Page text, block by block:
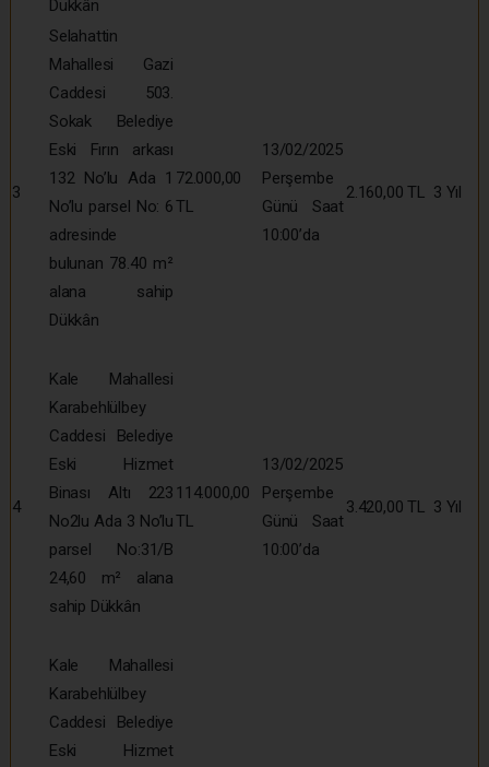
Dükkân
3
Selahattin
Mahallesi Gazi
Caddesi 503.
Sokak Belediye
Eski Fırın arkası
132 No’lu Ada 1
No’lu parsel No: 6
adresinde
bulunan 78.40 m²
alana sahip
Dükkân
72.000,00
TL
13/02/2025
Perşembe
Günü Saat
10:00’da
2.160,00 TL 3 Yıl
4
Kale Mahallesi
Karabehlülbey
Caddesi Belediye
Eski Hizmet
Binası Altı 223
No2lu Ada 3 No’lu
parsel No:31/B
24,60 m² alana
sahip Dükkân
114.000,00
TL
13/02/2025
Perşembe
Günü Saat
10:00’da
3.420,00 TL 3 Yıl
Kale Mahallesi
Karabehlülbey
Caddesi Belediye
Eski Hizmet